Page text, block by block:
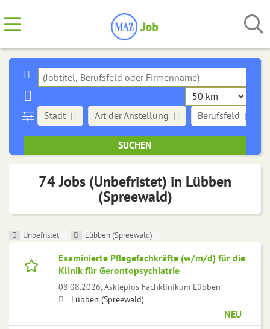
Stadt Art der Anstellung Berufsfeld
74 Jobs (Unbefristet) in Lübben
(Spreewald)
Unbefristet Lübben (Spreewald)
Examinierte Pflegefachkräfte (w/m/d) für die
Klinik für Gerontopsychiatrie
08.08.2026,Asklepios Fachklinikum Lübben
Lübben (Spreewald)
NEU